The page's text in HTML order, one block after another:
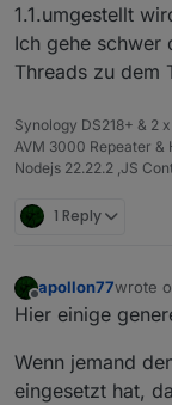
1.1.umgestellt
Ich gehe schwer
Threads zu dem
Synology DS218+ & 2
AVM 3000 Repeater &
Nodejs 22.22.2 ,JS
1 Reply
Offline
apollon77wrote
last
Hier einige
Wenn jemand
eingesetzt hat,